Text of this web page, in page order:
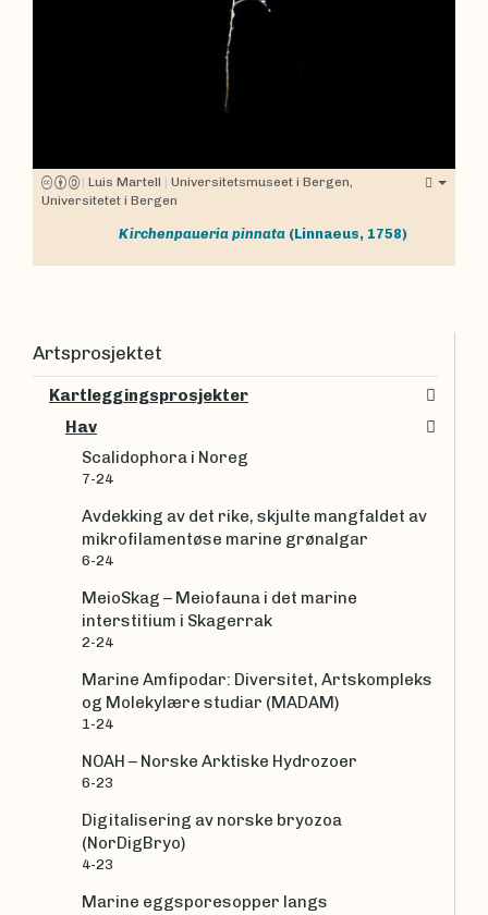
| Luis Martell | Universitetsmuseet i Bergen,
Universitetet i Bergen
Kirchenpaueria pinnata (Linnaeus, 1758)
Artsprosjektet
Kartleggingsprosjekter
Hav
Scalidophora i Noreg
7-24
Avdekking av det rike, skjulte mangfaldet av
mikrofilamentøse marine grønalgar
6-24
MeioSkag – Meiofauna i det marine
interstitium i Skagerrak
2-24
Marine Amfipodar: Diversitet, Artskompleks
og Molekylære studiar (MADAM)
1-24
NOAH – Norske Arktiske Hydrozoer
6-23
Digitalisering av norske bryozoa
(NorDigBryo)
4-23
Marine eggsporesopper langs